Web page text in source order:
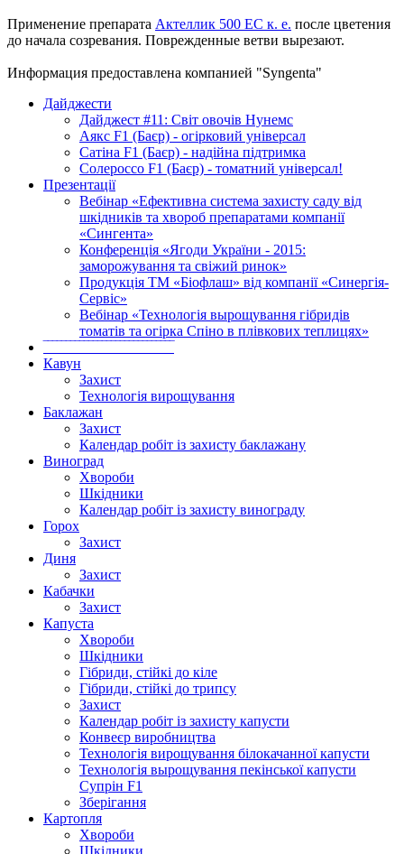
Применение препарата Актеллик 500 ЕС к. е. после цветения
до начала созревания. Поврежденные ветви вырезают.
Информация предоставлена компанией "Syngenta"
Дайджести
Дайджест #11: Світ овочів Нунемс
Аякс F1 (Баєр) - огірковий універсал
Сатіна F1 (Баєр) - надійна підтримка
Солероссо F1 (Баєр) - томатний універсал!
Презентації
Вебінар «Ефективна система захисту саду від
шкідників та хвороб препаратами компанії
«Сингента»
Конференція «Ягоди України - 2015:
заморожування та свіжий ринок»
Продукція ТМ «Біофлаш» від компанії «Синергія-
Сервіс»
Вебінар «Технологія вырощування гібридів
томатів та огірка Спіно в плівкових теплицях»
Кавун
Захист
Технологія вирощування
Баклажан
Захист
Календар робіт із захисту баклажану
Виноград
Хвороби
Шкідники
Календар робіт із захисту винограду
Горох
Захист
Диня
Захист
Кабачки
Захист
Капуста
Хвороби
Шкідники
Гібриди, стійкі до кіле
Гібриди, стійкі до трипсу
Захист
Календар робіт із захисту капусти
Конвеєр виробництва
Технологія вирощування білокачанної капусти
Технологія вырощування пекінської капусти
Супрін F1
Зберігання
Картопля
Хвороби
Шкідники